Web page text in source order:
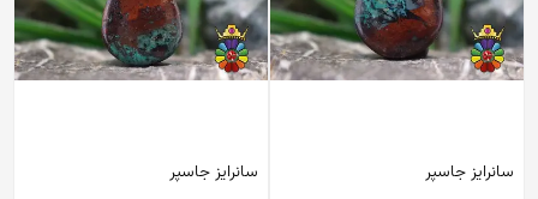
سانرایز جاسپر سانرایز جاسپر